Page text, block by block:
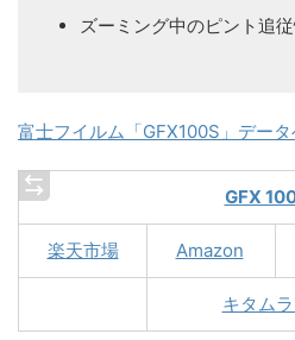
ズーミング中のピント追
富士フイルム「GFX100S」データ
GFX
楽天市場 Amazon
キタム